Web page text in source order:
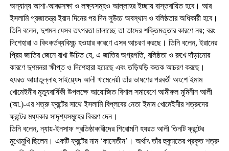
অন্যান্য আশা-আকাক্সক্ষা ও লক্ষ্যসমূহও আল্লাহর ইচ্ছায় বাস্তবায়িত হবে। আর
ইসলামি প্রজাতন্ত্র ইরান দিনের পর দিন সুউচ্চ অবস্থান ও বলিষ্ঠতার অধিকারী হবে।
তিনি বলেন, দুশমন যেসব তৎপরতা চালাচ্ছে তা তাদের শক্তিমত্তার কারণে নয়; বরং
দিশেহারা ও কিংকর্তব্যবিমূঢ় হওয়ার কারণে এসব আচরণ করছে। তিনি বলেন, ইরানের
প্রিয় জাতির জেনে রাখা উচিত যে, এ জাতির অগ্রগতি, বলিষ্ঠতা ও রুখে দাঁড়ানোর
কারণে দুশমনরা ক্ষীপ্ত ও দিশেহারা হয়েছে এবং তড়িঘড়ি কতক আচরণ করছে।
হযরত আয়াতুল্লাহ সাইয়্যেদ আলী খামেনেয়ী তাঁর ভাষণের পরবর্তী অংশে ইমাম
খোমেইনীর মৃত্যুবার্ষিকী উপলক্ষে আয়োজিত বিশাল সমাবেশে আমীরুল মুমিনীন আলী
(আ.)-এর শত্রু ফ্রন্টের সাথে ইসলামি বিপ্লবের নেতা ইমাম খোমেইনীর শত্রুদের
ফ্রন্টের মধ্যকার সাদৃশ্যসমূহের বিবরণ দেন।
তিনি বলেন, ন্যায়-ইনসাফ প্রতিষ্ঠাকারীদের শিরোমণি হযরত আলী তিনটি ফ্রন্টের
মুখোমুখি ছিলেন। একটি ফ্রন্টের নাম ‘কাসেতীন’। অর্থাৎ তাঁর হুকুমতের প্রকৃত শত্রু